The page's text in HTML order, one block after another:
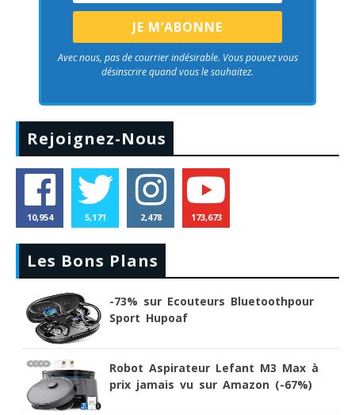
Avec nous, pas de courrier indésirable. Vous pouvez vous
désinscrire quand vous le souhaitez.
Rejoignez-Nous
10,954 5,171 2,478 173,673
Les Bons Plans
-73% sur Ecouteurs Bluetoothpour
Sport Hupoaf
Robot Aspirateur Lefant M3 Max à
prix jamais vu sur Amazon (-67%)